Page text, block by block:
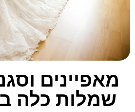
מאפיינים
שמלות כלה